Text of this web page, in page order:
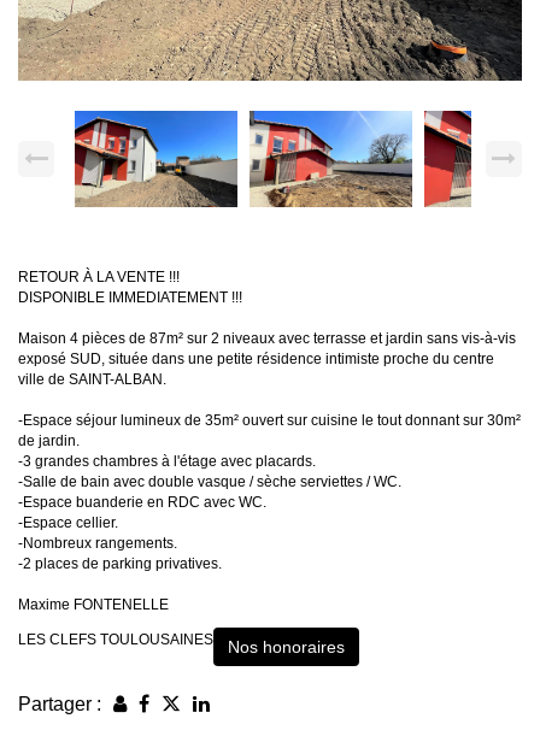
RETOUR À LA VENTE !!!
DISPONIBLE IMMEDIATEMENT !!!
Maison 4 pièces de 87m² sur 2 niveaux avec terrasse et jardin sans vis-à-vis
exposé SUD, située dans une petite résidence intimiste proche du centre
ville de SAINT-ALBAN.
-Espace séjour lumineux de 35m² ouvert sur cuisine le tout donnant sur 30m²
de jardin.
-3 grandes chambres à l'étage avec placards.
-Salle de bain avec double vasque / sèche serviettes / WC.
-Espace buanderie en RDC avec WC.
-Espace cellier.
-Nombreux rangements.
-2 places de parking privatives.
Maxime FONTENELLE
LES CLEFS TOULOUSAINES Nos honoraires
Partager :